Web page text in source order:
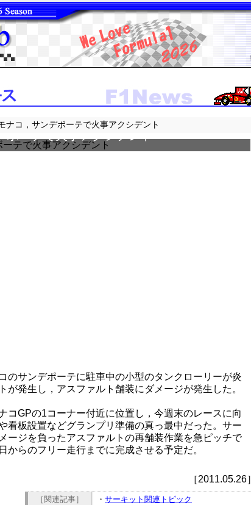
ナコ，サンデボーテで火事アクシデント
ボーテで火事アクシデント
のサンデポーテに駐車中の小型のタンクローリーが炎
が発生し，アスファルト舗装にダメージが発生した。
コGPの1コーナー付近に位置し，今週末のレースに向
看板設置などグランプリ準備の真っ最中だった。サー
ージを負ったアスファルトの再舗装作業を急ピッチで
からのフリー走行までに完成させる予定だ。
［2011.05.26］
［関連記事］ ・ サーキット関連トピック